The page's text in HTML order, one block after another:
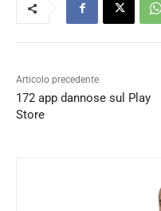
Articolo precedente
172 app dannose sul Play
Store